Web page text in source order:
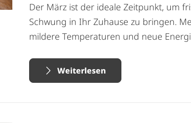
Der März ist der ideale Zeitpunkt, um
Schwung in Ihr Zuhause zu bringen.
mildere Temperaturen und neue
Weiterlesen